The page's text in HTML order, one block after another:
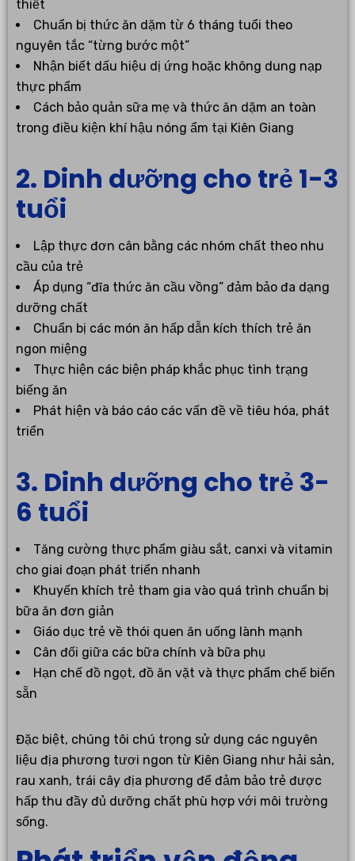
thiết
Chuẩn bị thức ăn dặm từ 6 tháng tuổi theo
nguyên tắc “từng bước một”
Nhận biết dấu hiệu dị ứng hoặc không dung nạp
thực phẩm
Cách bảo quản sữa mẹ và thức ăn dặm an toàn
trong điều kiện khí hậu nóng ẩm tại Kiên Giang
2. Dinh dưỡng cho trẻ 1-3
tuổi
Lập thực đơn cân bằng các nhóm chất theo nhu
cầu của trẻ
Áp dụng “đĩa thức ăn cầu vồng” đảm bảo đa dạng
dưỡng chất
Chuẩn bị các món ăn hấp dẫn kích thích trẻ ăn
ngon miệng
Thực hiện các biện pháp khắc phục tình trạng
biếng ăn
Phát hiện và báo cáo các vấn đề về tiêu hóa, phát
triển
3. Dinh dưỡng cho trẻ 3-
6 tuổi
Tăng cường thực phẩm giàu sắt, canxi và vitamin
cho giai đoạn phát triển nhanh
Khuyến khích trẻ tham gia vào quá trình chuẩn bị
bữa ăn đơn giản
Giáo dục trẻ về thói quen ăn uống lành mạnh
Cân đối giữa các bữa chính và bữa phụ
Hạn chế đồ ngọt, đồ ăn vặt và thực phẩm chế biến
sẵn
Đặc biệt, chúng tôi chú trọng sử dụng các nguyên
liệu địa phương tươi ngon từ Kiên Giang như hải sản,
rau xanh, trái cây địa phương để đảm bảo trẻ được
hấp thu đầy đủ dưỡng chất phù hợp với môi trường
sống.